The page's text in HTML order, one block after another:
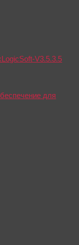
V3.5.3.5
для